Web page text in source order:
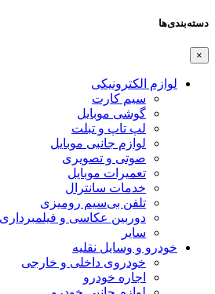
دسته‌بندی‌ها
×
لوازم الکترونیکی
سیم کارت
گوشی موبایل
لپ تاپ و تبلت
لوازم جانبی موبایل
صوتی و تصویری
تعمیرات موبایل
خدمات سانترال
تلفن بی‌سیم رومیزی
دوربین عکاسی و فیلمبرداری
سایر
خودرو و وسایل نقلیه
خودروی داخلی و خارجی
اجاره خودرو